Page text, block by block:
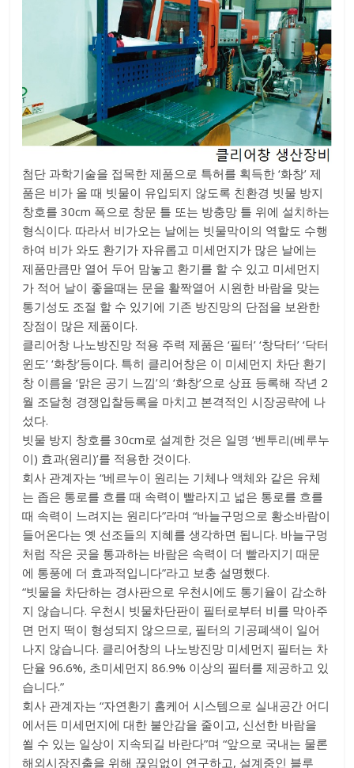
첨단 과학기술을 접목한 제품으로 특허를 획득한 ‘화창’ 제
품은 비가 올 때 빗물이 유입되지 않도록 친환경 빗물 방지
창호를 30cm 폭으로 창문 틀 또는 방충망 틀 위에 설치하는
형식이다. 따라서 비가오는 날에는 빗물막이의 역할도 수행
하여 비가 와도 환기가 자유롭고 미세먼지가 많은 날에는
제품만큼만 열어 두어 맘놓고 환기를 할 수 있고 미세먼지
가 적어 날이 좋을때는 문을 활짝열어 시원한 바람을 맞는
통기성도 조절 할 수 있기에 기존 방진망의 단점을 보완한
장점이 많은 제품이다.
클리어창 나노방진망 적용 주력 제품은 ‘필터’ ‘창닥터’ ‘닥터
윈도’ ‘화창’등이다. 특히 클리어창은 이 미세먼지 차단 환기
창 이름을 ‘맑은 공기 느낌’의 ‘화창’으로 상표 등록해 작년 2
월 조달청 경쟁입찰등록을 마치고 본격적인 시장공략에 나
섰다.
빗물 방지 창호를 30cm로 설계한 것은 일명 ‘벤투리(베루누
이) 효과(원리)’를 적용한 것이다.
회사 관계자는 “베르누이 원리는 기체나 액체와 같은 유체
는 좁은 통로를 흐를 때 속력이 빨라지고 넓은 통로를 흐를
때 속력이 느려지는 원리다”라며 “바늘구멍으로 황소바람이
들어온다는 옛 선조들의 지혜를 생각하면 됩니다. 바늘구멍
처럼 작은 곳을 통과하는 바람은 속력이 더 빨라지기 때문
에 통풍에 더 효과적입니다”라고 보충 설명했다.
“빗물을 차단하는 경사판으로 우천시에도 통기율이 감소하
지 않습니다. 우천시 빗물차단판이 필터로부터 비를 막아주
면 먼지 떡이 형성되지 않으므로, 필터의 기공폐색이 일어
나지 않습니다. 클리어창의 나노방진망 미세먼지 필터는 차
단율 96.6%, 초미세먼지 86.9% 이상의 필터를 제공하고 있
습니다.”
회사 관계자는 “자연환기 홈케어 시스템으로 실내공간 어디
에서든 미세먼지에 대한 불안감을 줄이고, 신선한 바람을
쐴 수 있는 일상이 지속되길 바란다”며 “앞으로 국내는 물론
해외시장진출을 위해 끊임없이 연구하고, 설계중인 블루